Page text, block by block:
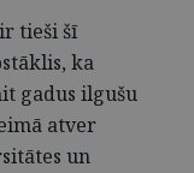
tieši šī
ka
gadus ilgušu
atver
un